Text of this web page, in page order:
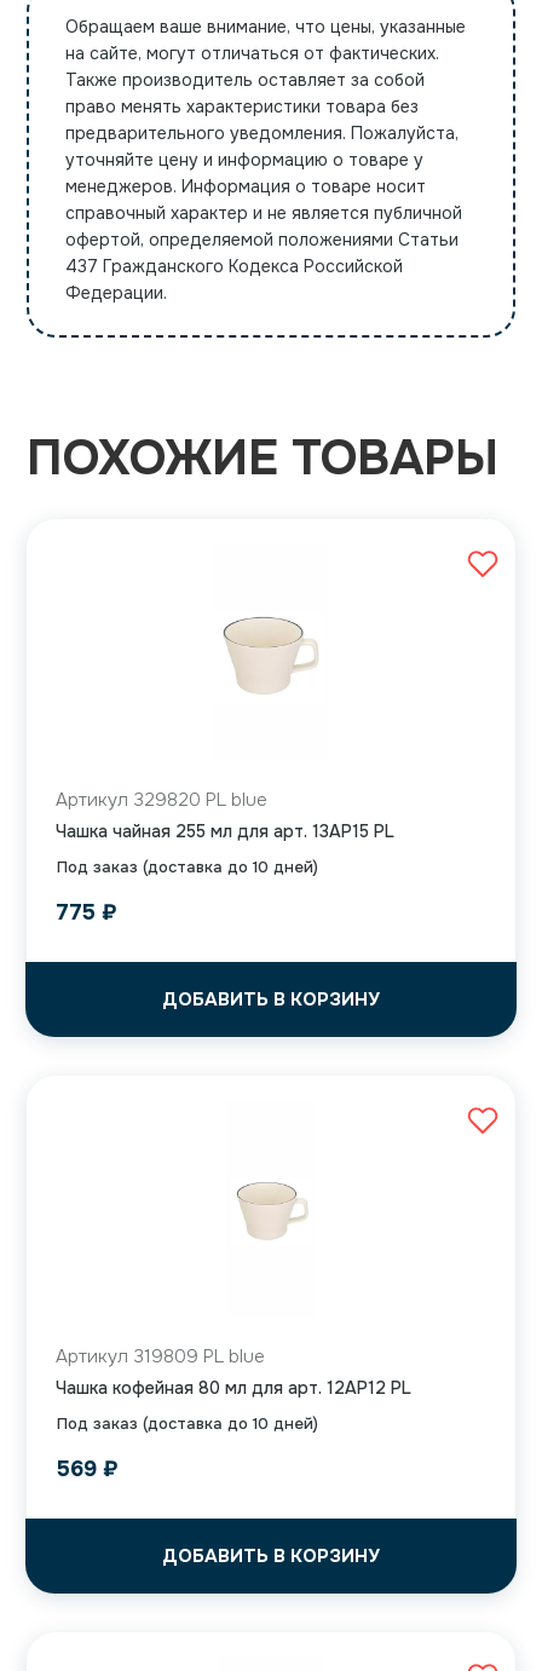
Обращаем ваше внимание, что цены, указанные
на сайте, могут отличаться от фактических.
Также производитель оставляет за собой
право менять характеристики товара без
предварительного уведомления. Пожалуйста,
уточняйте цену и информацию о товаре у
менеджеров. Информация о товаре носит
справочный характер и не является публичной
офертой, определяемой положениями Статьи
437 Гражданского Кодекса Российской
Федерации.
ПОХОЖИЕ ТОВАРЫ
Под заказ (доставка до 10 дней)
Артикул 329820 PL blue
Чашка чайная 255 мл для арт. 13AP15 PL
775 ₽
ДОБАВИТЬ В КОРЗИНУ
Под заказ (доставка до 10 дней)
Артикул 319809 PL blue
Чашка кофейная 80 мл для арт. 12AP12 PL
569 ₽
ДОБАВИТЬ В КОРЗИНУ